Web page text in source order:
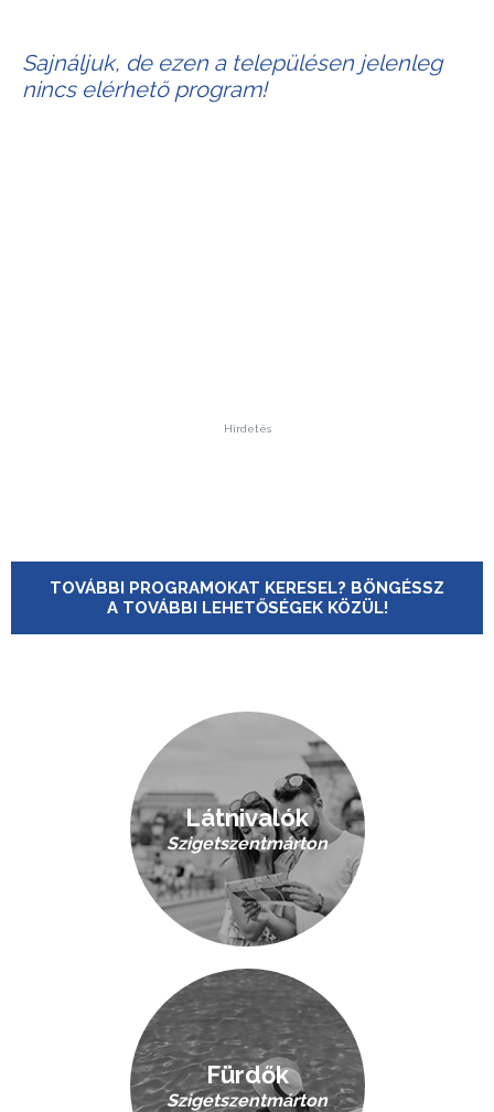
Sajnáljuk, de ezen a településen jelenleg
nincs elérhető program!
Hirdetés
TOVÁBBI PROGRAMOKAT KERESEL? BÖNGÉSSZ
A TOVÁBBI LEHETŐSÉGEK KÖZÜL!
Látnivalók
Szigetszentmárton
Fürdők
Szigetszentmárton